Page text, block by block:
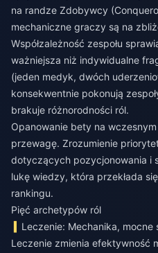
na randze Zdobywcy
mechaniczne graczy są na
Współzależność zespołu
ważniejsza niż indywidualne
(jeden medyk, dwóch
konsekwentnie pokonują
brakuje różnorodności ról.
Opanowanie bety na
przewagę. Zrozumienie
dotyczących pozycjonowania i
lukę wiedzy, która przekłada
rankingu.
Pięć archetypów ról
Leczenie: Mechanika, mocne
Leczenie zmienia efektywność